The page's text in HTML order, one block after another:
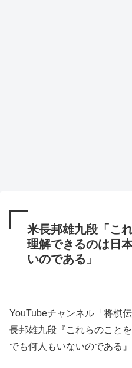
米長邦雄九段「こ
理解できるのは日
いのである」
YouTubeチャンネル「将棋
長邦雄九段『これらのこと
でも何人もいないのである』